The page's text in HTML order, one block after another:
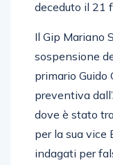
deceduto il 21
Il Gip Mariano
sospensione
primario
preventiva
dove è stato
per la sua vice
indagati per